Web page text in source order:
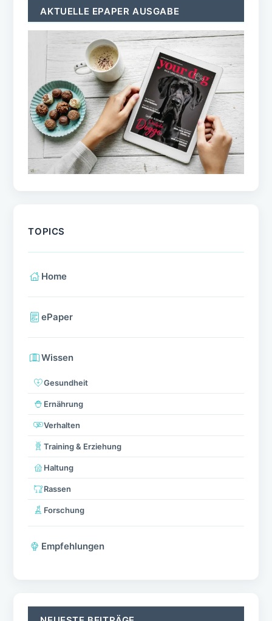
AKTUELLE EPAPER AUSGABE
TOPICS
Home
ePaper
Wissen
Gesundheit
Ernährung
Verhalten
Training & Erziehung
Haltung
Rassen
Forschung
Empfehlungen